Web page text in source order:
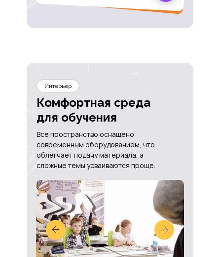
Комфортная среда
для обучения
Интерьер
Все пространство оснащено
современным оборудованием, что
облегчает подачу материала, а
сложные темы усваиваются проще.